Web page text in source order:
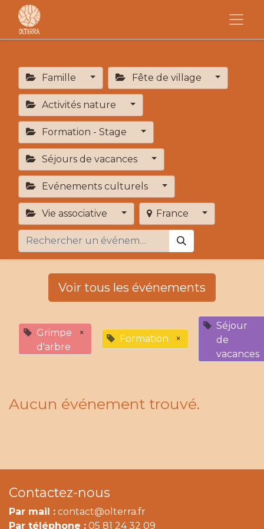
Famille Fête de village
Activités nature
Formation - Stage
Séjours de vacances
Evénements culturels
Vie associative France
Voir tous les événements
Grimpe
d'arbre
×
Formation ×
Séjour
de
vacances
Aucun événement trouvé.
Contactez-nous
Par mail : contact@olterra.fr
Par téléphone : 05 81 24 32 09